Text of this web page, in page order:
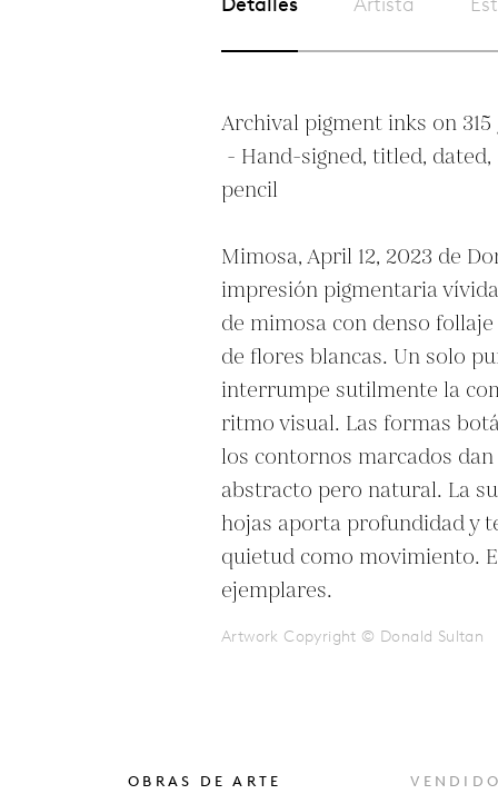
Archival pigment inks on
pencil
Mimosa, April 12, 2023 de
impresión pigmentaria
de mimosa con denso
de flores blancas. Un solo
interrumpe sutilmente la
ritmo visual. Las formas
los contornos marcados
abstracto pero natural. La
hojas aporta profundidad y
quietud como movimiento.
ejemplares.
Artwork Copyright © Donald Sultan
OBRAS DE ARTE